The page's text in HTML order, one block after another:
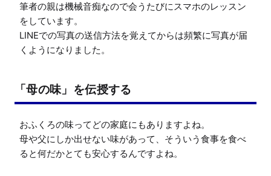
筆者の親は機械音痴なので会うたびにスマホのレッスン
をしています。
LINEでの写真の送信方法を覚えてからは頻繁に写真が届
くようになりました。
「母の味」を伝授する
おふくろの味ってどの家庭にもありますよね。
母や父にしか出せない味があって、そういう食事を食べ
ると何だかとても安心するんですよね。